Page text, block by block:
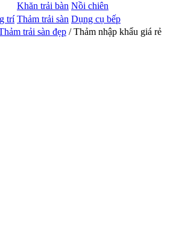
Khăn trải bàn Nồi chiên
trí Thảm trải sàn Dụng cụ bếp
trải sàn đẹp / Thảm nhập khẩu giá rẻ